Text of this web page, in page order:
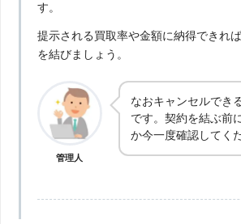
す。
提示される買取率や金額に納得できれ
を結びましょう。
管理人
なおキャンセルでき
です。契約を結ぶ前
か今一度確認してく